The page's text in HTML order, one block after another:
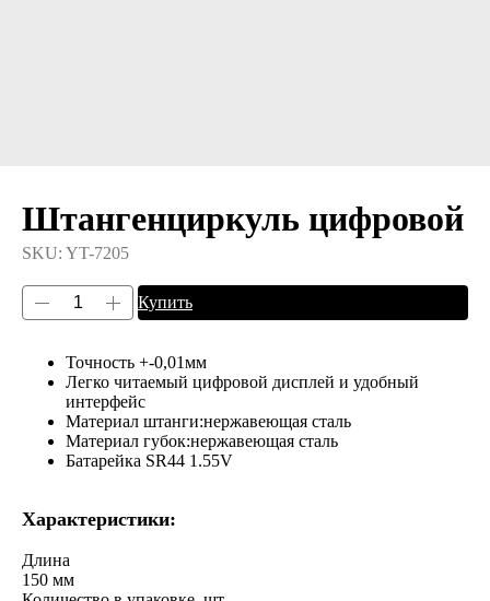
Штангенциркуль цифровой
SKU: YT-7205
Купить
Точность +-0,01мм
Легко читаемый цифровой дисплей и удобный
интерфейс
Материал штанги:нержавеющая сталь
Материал губок:нержавеющая сталь
Батарейка SR44 1.55V
Характеристики:
Длина
150 мм